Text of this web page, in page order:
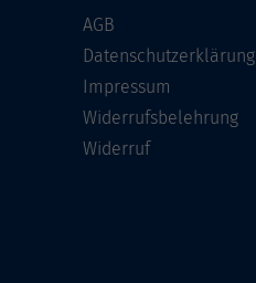
AGB
Datenschutzerklärung
Impressum
Widerrufsbelehrung
Widerruf